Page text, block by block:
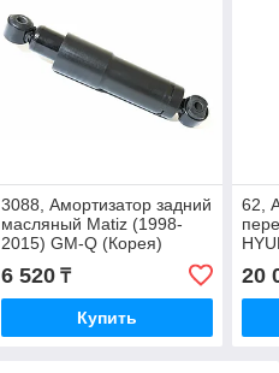
3088, Амортизатор задний
масляный Matiz (1998-
2015) GM-Q (Корея)
96316781
6 520₸
Купить
62,
20